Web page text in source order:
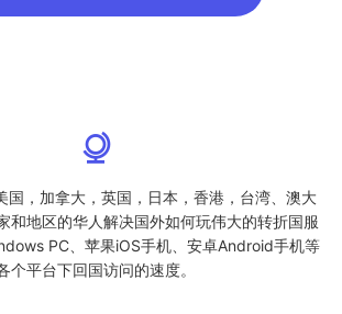
国，加拿大，英国，日本，香港，台湾、澳大
和地区的华人解决国外如何玩伟大的转折国服
PC、苹果iOS手机、安卓Android手机等
个平台下回国访问的速度。